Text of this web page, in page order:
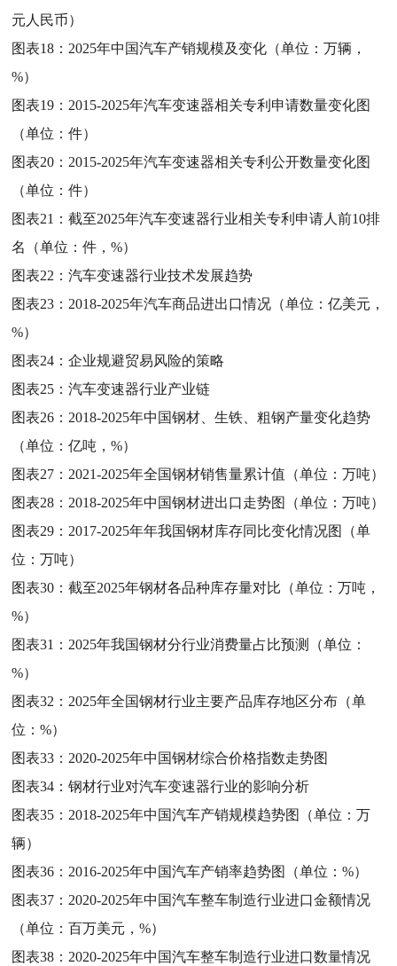
元人民币）
图表18： 2025年中国汽车产销规模及变化（单位：万辆，
%）
图表19： 2015-2025年汽车变速器相关专利申请数量变化图
（单位：件）
图表20： 2015-2025年汽车变速器相关专利公开数量变化图
（单位：件）
图表21：截至2025年汽车变速器行业相关专利申请人前10排
名（单位：件，%）
图表22：汽车变速器行业技术发展趋势
图表23： 2018-2025年汽车商品进出口情况（单位：亿美元，
%）
图表24：企业规避贸易风险的策略
图表25：汽车变速器行业产业链
图表26： 2018-2025年中国钢材、生铁、粗钢产量变化趋势
（单位：亿吨，%）
图表27： 2021-2025年全国钢材销售量累计值（单位：万吨）
图表28： 2018-2025年中国钢材进出口走势图（单位：万吨）
图表29： 2017-2025年年我国钢材库存同比变化情况图（单
位：万吨）
图表30：截至2025年钢材各品种库存量对比（单位：万吨，
%）
图表31： 2025年我国钢材分行业消费量占比预测（单位：
%）
图表32： 2025年全国钢材行业主要产品库存地区分布（单
位：%）
图表33： 2020-2025年中国钢材综合价格指数走势图
图表34：钢材行业对汽车变速器行业的影响分析
图表35： 2018-2025年中国汽车产销规模趋势图（单位：万
辆）
图表36： 2016-2025年中国汽车产销率趋势图（单位：%）
图表37： 2020-2025年中国汽车整车制造行业进口金额情况
（单位：百万美元，%）
图表38： 2020-2025年中国汽车整车制造行业进口数量情况